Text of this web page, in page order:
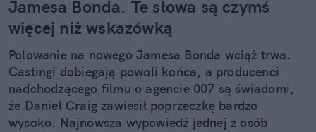
Jamesa Bonda. Te słowa są czymś
więcej niż wskazówką
Polowanie na nowego Jamesa Bonda wciąż trwa.
Castingi dobiegają powoli końca, a producenci
nadchodzącego filmu o agencie 007 są świadomi,
że Daniel Craig zawiesił poprzeczkę bardzo
wysoko. Najnowsza wypowiedź jednej z osób